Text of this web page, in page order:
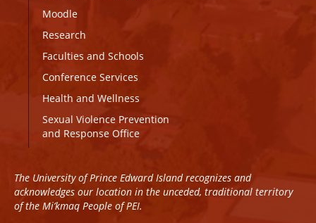
Moodle
Research
Faculties and Schools
Conference Services
Health and Wellness
Sexual Violence Prevention
and Response Office
The University of Prince Edward Island recognizes and
acknowledges our location in the unceded, traditional territory
of the Mi’kmaq People of PEI.